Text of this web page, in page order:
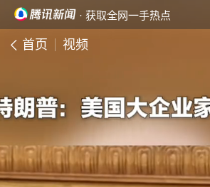
· 获取全网一手热点
首页 视频